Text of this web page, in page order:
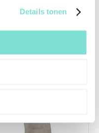
Details tonen